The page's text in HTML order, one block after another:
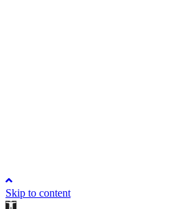
Skip to content
Open